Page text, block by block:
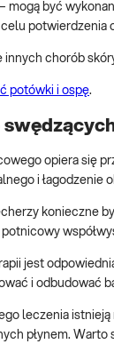
– mogą być
potwierdzenia
chorób
potówki i ospę.
opiera się
i
konieczne
jest
i odbudować
leczenia
płynem.